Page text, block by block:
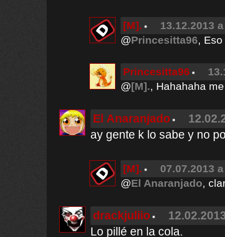
[M].
13.12.2013
@Princesitta96,
Princesitta96
@[M]., Hahahaha
El Anaranjado
ay gente k lo sabe y no
[M].
07.07.2013
@El Anaranjado,
drackjuliio
Lo pillé en la cola.